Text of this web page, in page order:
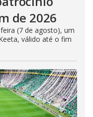
de 2026
(7 de agosto), um
válido até o fim